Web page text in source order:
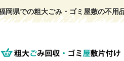
岡県での粗大ごみ・ゴミ屋敷の不用